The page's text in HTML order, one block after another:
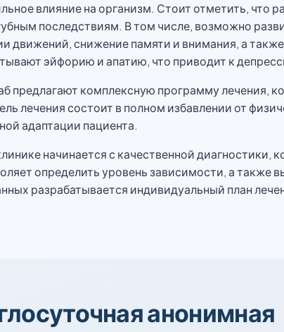
влияние на организм. Стоит отметить, что
последствиям. В том числе, возможно
движений, снижение памяти и внимания, а
эйфорию и апатию, что приводит к
предлагают комплексную программу лечения,
лечения состоит в полном избавлении от
адаптации пациента.
начинается с качественной диагностики,
определить уровень зависимости, а также
разрабатывается индивидуальный план
анонимная